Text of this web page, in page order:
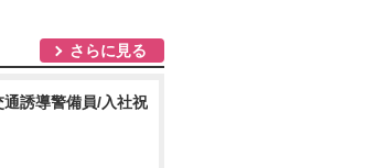
さらに見る
通誘導警備員/入社祝